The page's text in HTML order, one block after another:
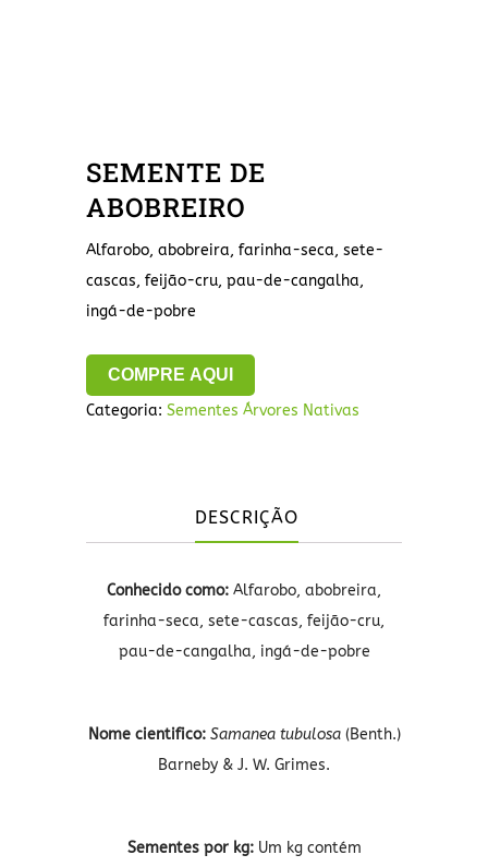
SEMENTE DE
ABOBREIRO
Alfarobo, abobreira, farinha-seca, sete-
cascas, feijão-cru, pau-de-cangalha,
ingá-de-pobre
COMPRE AQUI
Categoria: Sementes Árvores Nativas
DESCRIÇÃO
Conhecido como: Alfarobo, abobreira,
farinha-seca, sete-cascas, feijão-cru,
pau-de-cangalha, ingá-de-pobre
Nome cientifico: Samanea tubulosa (Benth.)
Barneby & J. W. Grimes.
Sementes por kg: Um kg contém